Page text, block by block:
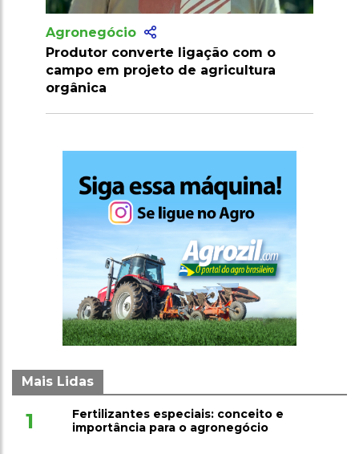
com o
agricultura
Agronegócio
Marrocos suspende tarifas de
importação de carnes e ovinos até
Mais Lidas
1
Fertilizantes especiais: conceito e
importância para o agronegócio